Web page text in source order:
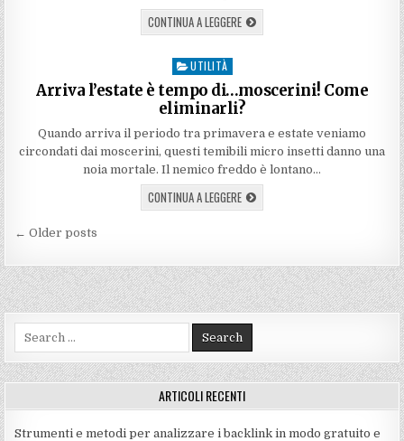
CONTINUA A LEGGERE
Posted
in
UTILITÀ
Arriva l’estate è tempo di…moscerini! Come
eliminarli?
Quando arriva il periodo tra primavera e estate veniamo
circondati dai moscerini, questi temibili micro insetti danno una
noia mortale. Il nemico freddo è lontano…
CONTINUA A LEGGERE
Navigazione
articoli
← Older posts
Search
for:
ARTICOLI RECENTI
Strumenti e metodi per analizzare i backlink in modo gratuito e